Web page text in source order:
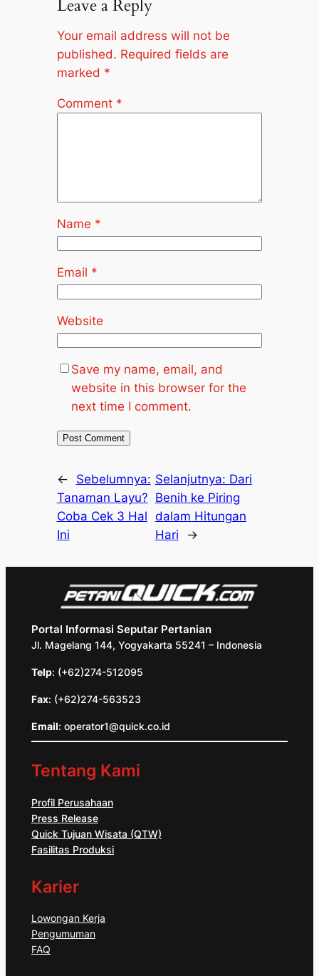
Leave a Reply
Your email address will not be
published. Required fields are
marked *
Comment *
Name *
Email *
Website
Save my name, email, and
website in this browser for the
next time I comment.
←
Sebelumnya:
Tanaman Layu?
Coba Cek 3 Hal
Ini
Selanjutnya: Dari
Benih ke Piring
dalam Hitungan
Hari
→
Portal Informasi Seputar Pertanian
Jl. Magelang 144, Yogyakarta 55241 – Indonesia
Telp: (+62)274-512095
Fax: (+62)274-563523
Email: operator1@quick.co.id
Tentang Kami
Profil Perusahaan
Press Release
Quick Tujuan Wisata (QTW)
Fasilitas Produksi
Karier
Lowongan Kerja
Pengumuman
FAQ